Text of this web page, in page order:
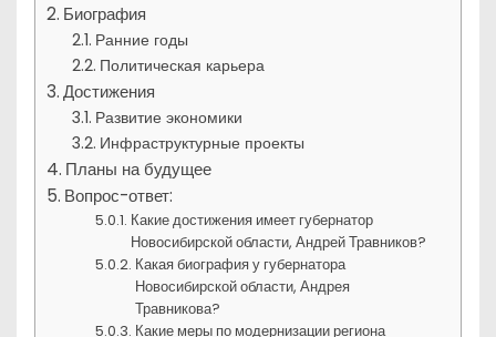
Биография
Ранние годы
Политическая карьера
Достижения
Развитие экономики
Инфраструктурные проекты
Планы на будущее
Вопрос-ответ:
Какие достижения имеет губернатор
Новосибирской области, Андрей Травников?
Какая биография у губернатора
Новосибирской области, Андрея
Травникова?
Какие меры по модернизации региона